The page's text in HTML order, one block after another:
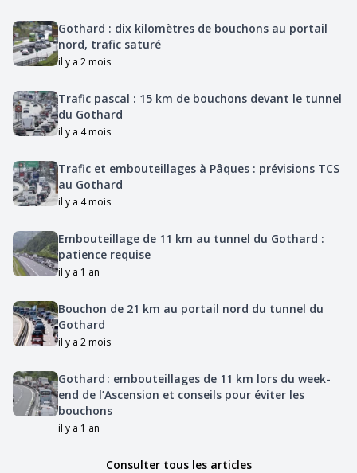
Gothard : dix kilomètres de bouchons au portail
nord, trafic saturé
il y a 2 mois
Trafic pascal : 15 km de bouchons devant le tunnel
du Gothard
il y a 4 mois
Trafic et embouteillages à Pâques : prévisions TCS
au Gothard
il y a 4 mois
Embouteillage de 11 km au tunnel du Gothard :
patience requise
il y a 1 an
Bouchon de 21 km au portail nord du tunnel du
Gothard
il y a 2 mois
Gothard : embouteillages de 11 km lors du week-
end de l’Ascension et conseils pour éviter les
bouchons
il y a 1 an
Consulter tous les articles